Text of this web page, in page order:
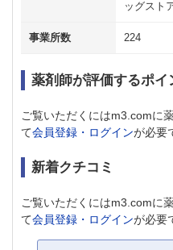
ッグスト
事業所数 224
薬剤師が評価するポイ
ご覧いただくにはm3.comに
て会員登録・ログインが必要
新着クチコミ
ご覧いただくにはm3.comに
て会員登録・ログインが必要